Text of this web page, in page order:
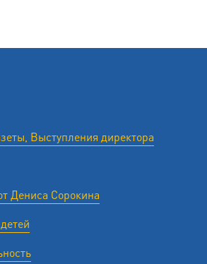
Выступления директора
Дениса Сорокина